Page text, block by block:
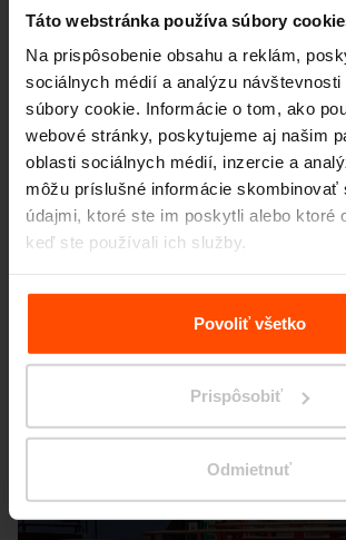
Táto webstránka používa súbory
Na prispôsobenie obsahu a reklám,
sociálnych médií a analýzu návštevnosti
súbory cookie. Informácie o tom, ako
webové stránky, poskytujeme aj našim
oblasti sociálnych médií, inzercie a
môžu príslušné informácie skombinovať
údajmi, ktoré ste im poskytli alebo ktoré
keď ste používali ich služby.
Viac informácií nájdete na stránke
Povoliť všetko
Prispôsobiť
Odmietnuť
Seattle – Popup park